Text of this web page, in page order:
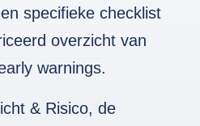
specifieke checklist
overzicht van
warnings.
& Risico, de